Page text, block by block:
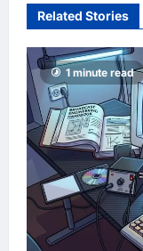
Related Stories
1 minute read